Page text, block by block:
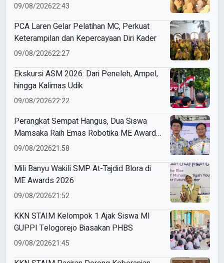
09/08/202622:43
PCA Laren Gelar Pelatihan MC, Perkuat
Keterampilan dan Kepercayaan Diri Kader
09/08/202622:27
Ekskursi ASM 2026: Dari Peneleh, Ampel,
hingga Kalimas Udik
09/08/202622:22
Perangkat Sempat Hangus, Dua Siswa
Mamsaka Raih Emas Robotika ME Awards
2026
09/08/202621:58
Mili Banyu Wakili SMP At-Tajdid Blora di
ME Awards 2026
09/08/202621:52
KKN STAIM Kelompok 1 Ajak Siswa MI
GUPPI Telogorejo Biasakan PHBS
09/08/202621:45